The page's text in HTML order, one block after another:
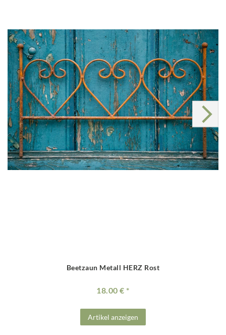
Beetzaun Metall HERZ Rost
18.00 €
Artikel anzeigen